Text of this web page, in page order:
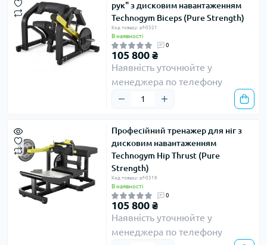
рук" з дисковим навантаженням
Technogym Biceps (Pure Strength)
Код товару: pf-0321
В наявності
0
105 800 ₴
Наявність уточнюйте у
менеджера по телефону
Професійний тренажер для ніг з
дисковим навантаженням
Technogym Hip Thrust (Pure
Strength)
Код товару: pf-0318
В наявності
0
105 800 ₴
Наявність уточнюйте у
менеджера по телефону